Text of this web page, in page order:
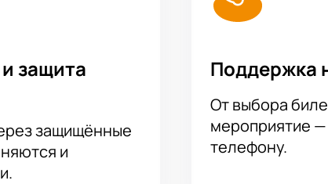
защита
защищённые
и
Поддержка
От выбора
мероприятие
телефону.